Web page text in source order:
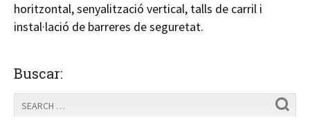
horitzontal, senyalització vertical, talls de carril i
instal·lació de barreres de seguretat.
Buscar: